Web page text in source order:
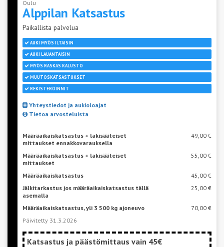
Oulu
Alppilan Katsastus
Paikallista palvelua
AUKI MYÖS ILTAISIN
AUKI LAUANTAISIN
MYÖS RASKAS KALUSTO
MUUTOSKATSASTUKSET
REKISTERÖINNIT
Yhteystiedot ja aukioloajat
Tietoa arvosteluista
Määräaikaiskatsastus + lakisääteiset
mittaukset ennakkovarauksella
49,00 €
Määräaikaiskatsastus + lakisääteiset
mittaukset
55,00 €
Määräaikaiskatsastus
45,00 €
Jälkitarkastus jos määräaikaiskatsastus tällä
asemalla
25,00 €
Määräaikaiskatsastus, yli 3 500 kg ajoneuvo
70,00 €
Päivitetty 31.3.2026
Katsastus ja päästömittaus vain 45€